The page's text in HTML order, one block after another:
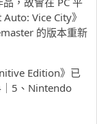
Vice City》
的版本重新
Edition》已
｜ 5 、 Nintendo